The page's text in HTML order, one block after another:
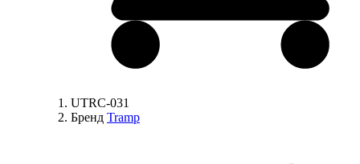
UTRC-031
Бренд Tramp